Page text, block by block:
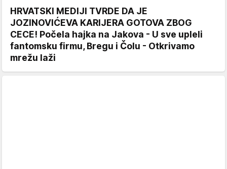
HRVATSKI MEDIJI TVRDE DA JE
JOZINOVIĆEVA KARIJERA GOTOVA ZBOG
CECE! Počela hajka na Jakova - U sve upleli
fantomsku firmu, Bregu i Čolu - Otkrivamo
mrežu laži